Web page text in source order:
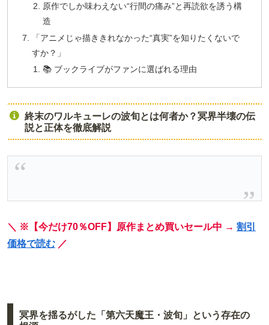
原作でしか味わえない“行間の痛み”と再読欲を誘う構
造
「アニメじゃ描ききれなかった“真実”を知りたくないで
すか？」
📚 ブックライブがファンに選ばれる理由
終末のワルキューレの波旬とは何者か？冥界半壊の伝
説と正体を徹底解説
＼ ※【今だけ70％OFF】原作まとめ買いセール中 → 割引
価格で読む ／
冥界を揺るがした「第六天魔王・波旬」という存在の